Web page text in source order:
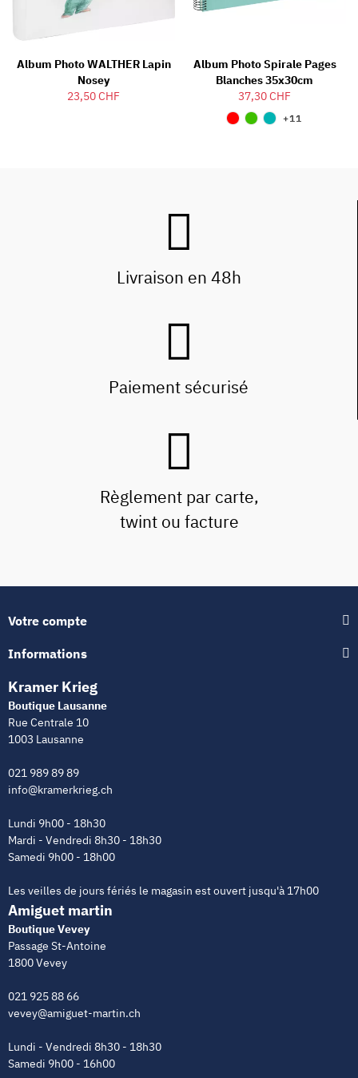
Album Photo WALTHER Lapin
Nosey
23,50 CHF
Album Photo Spirale Pages
Blanches 35x30cm
37,30 CHF
+11
Livraison en 48h
Paiement sécurisé
Règlement par carte,
twint ou facture
Votre compte
Informations
Kramer Krieg
Boutique Lausanne
Rue Centrale 10
1003 Lausanne
021 989 89 89
info@kramerkrieg.ch
Lundi 9h00 - 18h30
Mardi - Vendredi 8h30 - 18h30
Samedi 9h00 - 18h00
Les veilles de jours fériés le magasin est ouvert jusqu'à 17h00
Amiguet martin
Boutique Vevey
Passage St-Antoine
1800 Vevey
021 925 88 66
vevey@amiguet-martin.ch
Lundi - Vendredi 8h30 - 18h30
Samedi 9h00 - 16h00